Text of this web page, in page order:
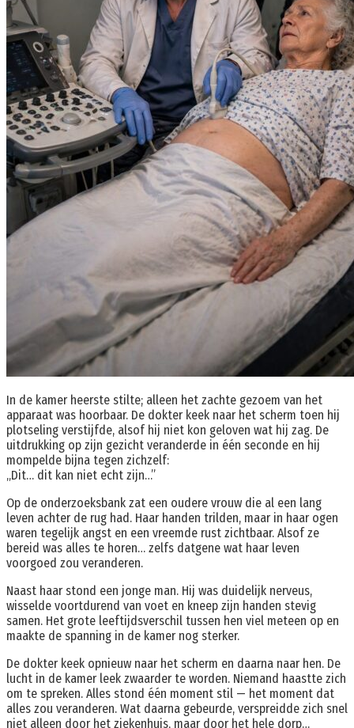
In de kamer heerste stilte; alleen het zachte gezoem van het
apparaat was hoorbaar. De dokter keek naar het scherm toen hij
plotseling verstijfde, alsof hij niet kon geloven wat hij zag. De
uitdrukking op zijn gezicht veranderde in één seconde en hij
mompelde bijna tegen zichzelf:
„Dit… dit kan niet echt zijn…”
Op de onderzoeksbank zat een oudere vrouw die al een lang
leven achter de rug had. Haar handen trilden, maar in haar ogen
waren tegelijk angst en een vreemde rust zichtbaar. Alsof ze
bereid was alles te horen… zelfs datgene wat haar leven
voorgoed zou veranderen.
Naast haar stond een jonge man. Hij was duidelijk nerveus,
wisselde voortdurend van voet en kneep zijn handen stevig
samen. Het grote leeftijdsverschil tussen hen viel meteen op en
maakte de spanning in de kamer nog sterker.
De dokter keek opnieuw naar het scherm en daarna naar hen. De
lucht in de kamer leek zwaarder te worden. Niemand haastte zich
om te spreken. Alles stond één moment stil — het moment dat
alles zou veranderen. Wat daarna gebeurde, verspreidde zich snel
niet alleen door het ziekenhuis, maar door het hele dorp…